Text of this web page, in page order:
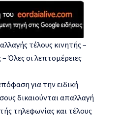
τέλους κινητής –
Όλες οι λεπτομέρειες
για την ειδική
δικαιούνται απαλλαγή
τηλεφωνίας και τέλους